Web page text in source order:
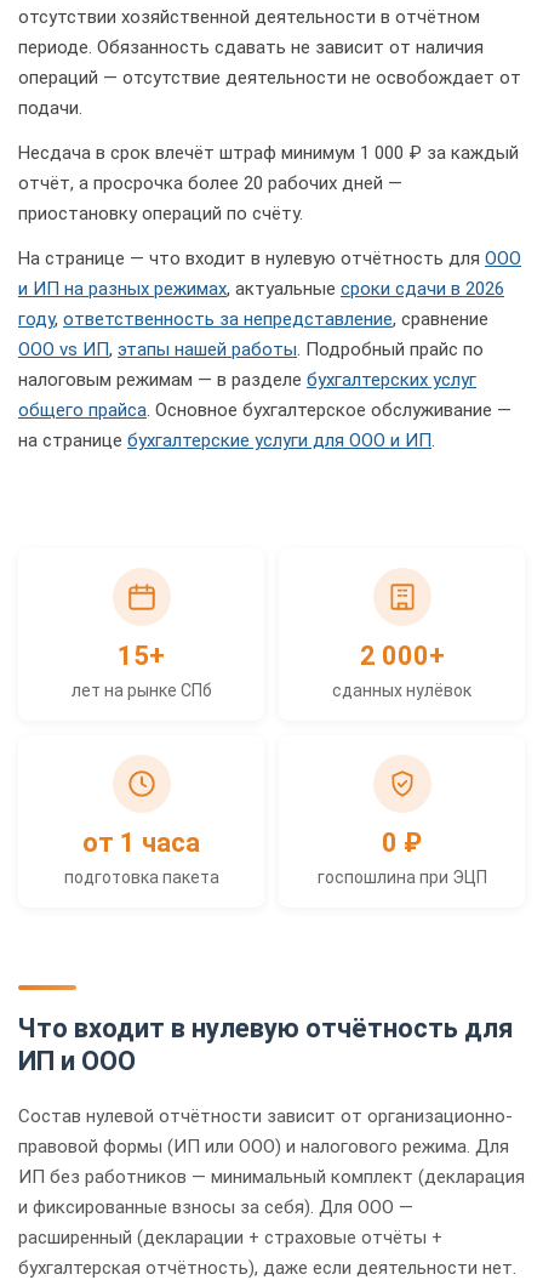
отсутствии хозяйственной деятельности в отчётном
периоде. Обязанность сдавать не зависит от наличия
операций — отсутствие деятельности не освобождает от
подачи.
Несдача в срок влечёт штраф минимум 1 000 ₽ за каждый
отчёт, а просрочка более 20 рабочих дней —
приостановку операций по счёту.
На странице — что входит в нулевую отчётность для ООО
и ИП на разных режимах, актуальные сроки сдачи в 2026
году, ответственность за непредставление, сравнение
ООО vs ИП, этапы нашей работы. Подробный прайс по
налоговым режимам — в разделе бухгалтерских услуг
общего прайса. Основное бухгалтерское обслуживание —
на странице бухгалтерские услуги для ООО и ИП.
15+
лет на рынке СПб
2 000+
сданных нулёвок
от 1 часа
подготовка пакета
0 ₽
госпошлина при ЭЦП
Что входит в нулевую отчётность для
ИП и ООО
Состав нулевой отчётности зависит от организационно-
правовой формы (ИП или ООО) и налогового режима. Для
ИП без работников — минимальный комплект (декларация
и фиксированные взносы за себя). Для ООО —
расширенный (декларации + страховые отчёты +
бухгалтерская отчётность), даже если деятельности нет.